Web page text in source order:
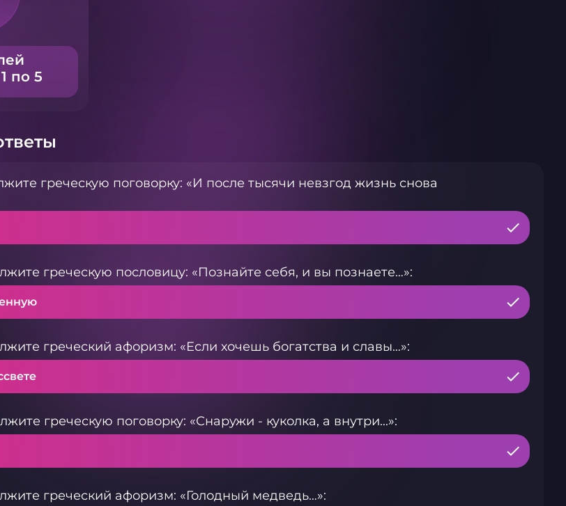
по 5
греческую поговорку: «И после тысячи невзгод жизнь снова
греческую пословицу: «Познайте себя, и вы познаете…»:
греческий афоризм: «Если хочешь богатства и славы…»:
греческую поговорку: «Снаружи - куколка, а внутри...»:
греческий афоризм: «Голодный медведь…»: